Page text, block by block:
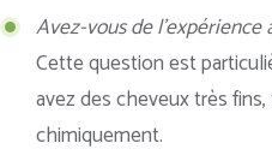
Avez-vous de
Cette question est
avez des cheveux très
chimiquement.